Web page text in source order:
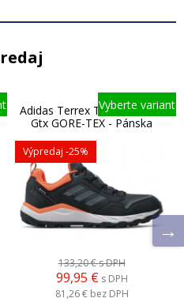
Adidas Terrex Tracerocker 2
Gtx GORE-TEX - Pánska
Výpredaj -25%
133,20 €s DPH
99,95 € s DPH
81,26 € bez DPH
Vyberte variant